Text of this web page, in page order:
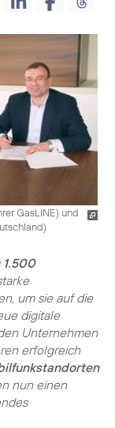
GasLINE) und
1.500
um sie auf die
digitale
Unternehmen
erfolgreich
nun einen